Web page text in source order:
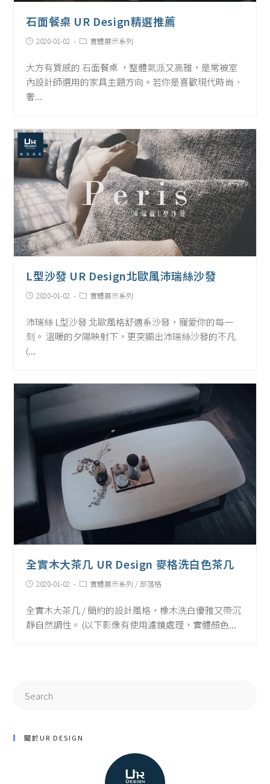
石面餐桌 UR Design精選推薦
Post2020-01-02
Post實體展示系列
大方有質感的 石面餐桌 ，整體氣派又高雅，是常被室
內設計師選用的家具主題方向。若你是喜歡現代時尚、
奢...
L型沙發 UR Design北歐風沛瑞絲沙發
Post2020-01-02
Post實體展示系列
沛瑞絲 L型沙發 北歐風格舒適系沙發，寵愛你的每一
刻。 溫暖的夕陽映射下，更突顯出沛瑞絲沙發的不凡
(...
全實木大茶几 UR Design 麥格洗白色茶几
Post2020-01-02
Post實體展示系列 / 部落格
全實木大茶几 / 簡約的設計風格，橡木洗白優雅又帶沉
靜自然調性。 (以下影像有使用濾鏡處理，實體顏色...
for:
關於UR DESIGN